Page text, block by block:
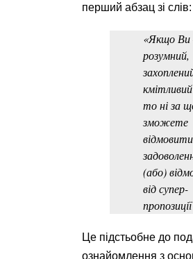
перший абзац зі слів:
«Якщо Ви
розумний,
кмітливий
то ні за
зможете
(або)
від супер-
Це підстьобне до
ознайомлення з